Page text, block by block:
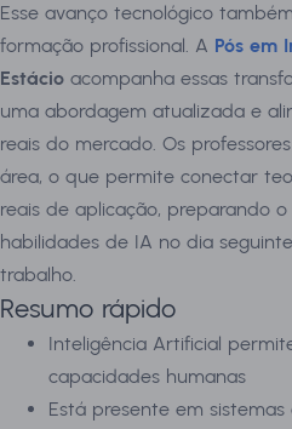
Esse avanço tecnológico
formação profissional. A Pós em
Estácio acompanha essas
uma abordagem atualizada e
reais do mercado. Os
área, o que permite conectar
reais de aplicação, preparando
habilidades de IA no dia
trabalho.
Resumo rápido
Inteligência Artificial
capacidades humanas
Está presente em